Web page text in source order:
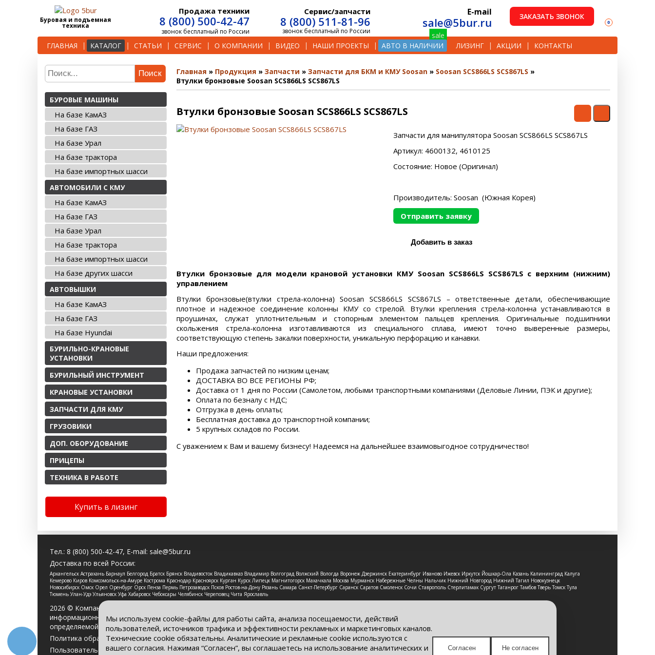
Буровая и подъемная
техника
Продажа техники
8 (800) 500-42-47
звонок бесплатный по России
Сервис/запчасти
8 (800) 511-81-96
звонок бесплатный по России
E-mail
sale@5bur.ru ЗАКАЗАТЬ ЗВОНОК
0
ГЛАВНАЯ КАТАЛОГ СТАТЬИ СЕРВИС О КОМПАНИИ ВИДЕО НАШИ ПРОЕКТЫ АВТО В НАЛИЧИИ ЛИЗИНГ АКЦИИ КОНТАКТЫ
Поиск
БУРОВЫЕ МАШИНЫ
На базе КамАЗ
На базе ГАЗ
На базе Урал
На базе трактора
На базе импортных шасси
АВТОМОБИЛИ С КМУ
На базе КамАЗ
На базе ГАЗ
На базе Урал
На базе трактора
На базе импортных шасси
На базе других шасси
АВТОВЫШКИ
На базе КамАЗ
На базе ГАЗ
На базе Hyundai
БУРИЛЬНО-КРАНОВЫЕ
УСТАНОВКИ
БУРИЛЬНЫЙ ИНСТРУМЕНТ
КРАНОВЫЕ УСТАНОВКИ
ЗАПЧАСТИ ДЛЯ КМУ
ГРУЗОВИКИ
ДОП. ОБОРУДОВАНИЕ
ПРИЦЕПЫ
ТЕХНИКА В РАБОТЕ
Купить в лизинг
Главная Продукция Запчасти Запчасти для БКМ и КМУ Soosan
Soosan SCS866LS SCS867LS
Втулки бронзовые Soosan SCS866LS SCS867LS
Втулки бронзовые Soosan SCS866LS SCS867LS
Запчасти для манипулятора Soosan SCS866LS SCS867LS
Артикул: 4600132, 4610125
Состояние: Новое (Оригинал)
Производитель: Soosan (Южная Корея)
Отправить заявку
Втулки бронзовые для модели крановой установки КМУ Soosan SCS866LS SCS867LS с верхним (нижним)
управлением
Втулки бронзовые(втулки стрела-колонна) Soosan SCS866LS SCS867LS – ответственные детали, обеспечивающие
плотное и надежное соединение колонны КМУ со стрелой. Втулки крепления стрела-колонна устанавливаются в
проушинах, служат уплотнительным и стопорным элементом пальцев крепления. Оригинальные подшипники
скольжения стрела-колонна изготавливаются из специального сплава, имеют точно выверенные размеры,
соответствующую степень закалки поверхности, уникальную перфорацию и канавки.
Наши предложения:
Продажа запчастей по низким ценам;
ДОСТАВКА ВО ВСЕ РЕГИОНЫ РФ;
Доставка от 1 дня по России (Самолетом, любыми транспортными компаниями (Деловые Линии, ПЭК и другие);
Оплата по безналу с НДС;
Отгрузка в день оплаты;
Бесплатная доставка до транспортной компании;
5 крупных складов по России.
С уважением к Вам и вашему бизнесу! Надеемся на дальнейшее взаимовыгодное сотрудничество!
Тел.: 8 (800) 500-42-47, E-mail: sale@5bur.ru
Доставка по всей России:
Архангельск Астрахань Барнаул Белгород Братск Брянск Владивосток Владикавказ Владимир Волгоград Волжский Вологда Воронеж Дзержинск Екатеринбург Иваново Ижевск Иркутск Йошкар-Ола Казань Калининград Калуга
Кемерово Киров Комсомольск-на-Амуре Кострома Краснодар Красноярск Курган Курск Липецк Магнитогорск Махачкала Москва Мурманск Набережные Челны Нальчик Нижний Новгород Нижний Тагил Новокузнецк
Новосибирск Омск Орел Оренбург Орск Пенза Пермь Петрозаводск Псков Ростов-на-Дону Рязань Самара Санкт-Петербург Саранск Саратов Смоленск Сочи Ставрополь Стерлитамак Сургут Таганрог Тамбов Тверь Томск Тула
Тюмень Улан-Удэ Ульяновск Уфа Хабаровск Чебоксары Челябинск Череповец Чита Ярославль
2026 © Компания «Буровые Машины». Все права защищены. Обращаем Ваше внимание на то, что данный интернет-сайт носит исключительно
информационный характер и ни при каких условиях информационные материалы и цены, размещенные на сайте, не является публичной офертой,
определяемой положениями Статьи 437 Гражданского кодекса РФ.
Политика обработки персональных данных
Пользовательское соглашение
Мы используем cookie-файлы для работы сайта, анализа посещаемости, действий
пользователей, источников трафика и эффективности рекламных и маркетинговых каналов.
Технические cookie обязательны. Аналитические и рекламные cookie используются с
вашего согласия. Нажимая “Согласен”, вы соглашаетесь на использование аналитических и
Согласен Не согласен